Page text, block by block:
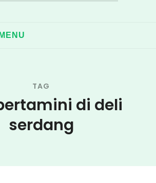
TAG
di deli
serdang